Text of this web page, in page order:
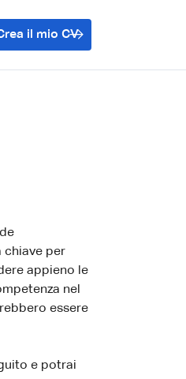
il mio CV
chiave per
appieno le
nel
essere
e potrai